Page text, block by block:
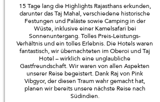
15 Tage lang die Highlights Rajasthans erkunden,
darunter das Taj Mahal, verschiedene historische
Festungen und Paläste sowie Camping in der
Wüste, inklusive einer Kamelsafari bei
Sonnenuntergang. Tolles Preis-Leistungs-
Verhältnis und ein tolles Erlebnis. Die Hotels waren
fantastisch, wir übernachteten im Oberoi und Taj
Hotel – wirklich eine unglaubliche
Gastfreundschaft. Wir waren von allen Aspekten
unserer Reise begeistert. Dank Raj von Pink
Vibgyor, der diesen Traum wahr gemacht hat,
planen wir bereits unsere nächste Reise nach
Südindien.